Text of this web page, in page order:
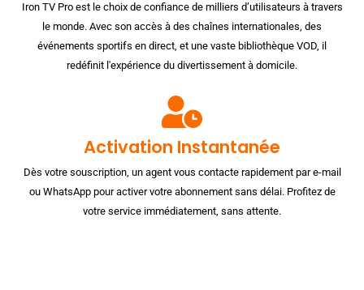
Iron TV Pro est le choix de confiance de milliers d’utilisateurs à travers
le monde. Avec son accès à des chaînes internationales, des
événements sportifs en direct, et une vaste bibliothèque VOD, il
redéfinit l'expérience du divertissement à domicile.
Activation Instantanée
Dès votre souscription, un agent vous contacte rapidement par e-mail
ou WhatsApp pour activer votre abonnement sans délai. Profitez de
votre service immédiatement, sans attente.